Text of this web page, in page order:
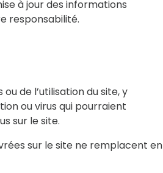
à jour des informations
responsabilité.
de l’utilisation du site, y
ou virus qui pourraient
sur le site.
sur le site ne remplacent en